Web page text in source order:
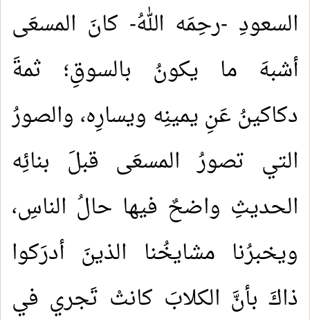
السعودِ -رحِمَه اللهُ- كانَ المسعَى
أشبهَ ما يكونُ بالسوقِ؛ ثمةَ
دكاكينُ عَنِ يمينِه ويسارِه، والصورُ
التي تصورُ المسعَى قبلَ بنائِه
الحديثِ واضحٌ فيها حالُ الناسِ،
ويخبرُنا مشايخُنا الذينَ أدرَكوا
ذاكَ بأنَّ الكلابَ كانتْ تَجري في